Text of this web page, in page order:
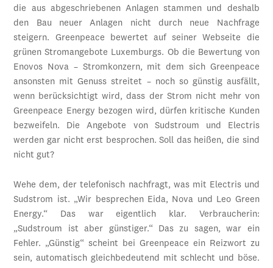
die aus abgeschriebenen Anlagen stammen und deshalb
den Bau neuer Anlagen nicht durch neue Nachfrage
steigern. Greenpeace bewertet auf seiner Webseite die
grünen Stromangebote Luxemburgs. Ob die Bewertung von
Enovos Nova – Stromkonzern, mit dem sich Greenpeace
ansonsten mit Genuss streitet – noch so günstig ausfällt,
wenn berücksichtigt wird, dass der Strom nicht mehr von
Greenpeace Energy bezogen wird, dürfen kritische Kunden
bezweifeln. Die Angebote von Sudstroum und Electris
werden gar nicht erst besprochen. Soll das heißen, die sind
nicht gut?
Wehe dem, der telefonisch nachfragt, was mit Electris und
Sudstrom ist. „Wir besprechen Eida, Nova und Leo Green
Energy.“ Das war eigentlich klar. Verbraucherin:
„Sudstroum ist aber günstiger.“ Das zu sagen, war ein
Fehler. „Günstig“ scheint bei Greenpeace ein Reizwort zu
sein, ­automatisch gleichbedeutend mit schlecht und böse.